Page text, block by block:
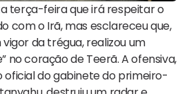
terça-feira que irá respeitar o
com o Irã, mas esclareceu que,
da trégua, realizou um
no coração de Teerã. A ofensiva,
oficial do gabinete do primeiro-